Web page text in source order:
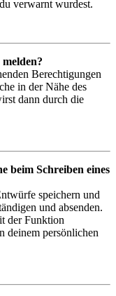
verwarnt wurdest.
Berechtigungen
in der Nähe des
dann durch die
beim Schreiben eines
speichern und
und absenden.
der Funktion
deinem persönlichen